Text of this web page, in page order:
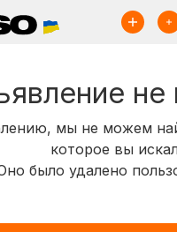
не
мы не можем
которое вы
было удалено